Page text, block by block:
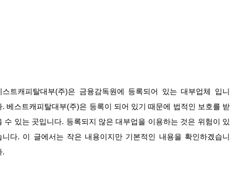
스트캐피탈대부(주)은 금융감독원에 등록되어 있는 대부업체 입니
. 베스트캐피탈대부(주)은 등록이 되어 있기 때문에 법적인 보호를 받
수 있는 곳입니다. 등록되지 않은 대부업을 이용하는 것은 위험이 있
니다. 이 글에서는 작은 내용이지만 기본적인 내용을 확인하겠습니
.